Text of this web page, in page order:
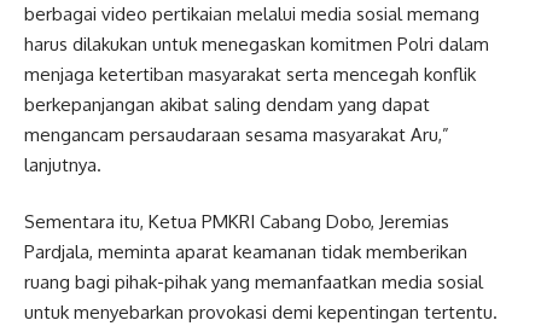
berbagai video pertikaian melalui media sosial memang
harus dilakukan untuk menegaskan komitmen Polri dalam
menjaga ketertiban masyarakat serta mencegah konflik
berkepanjangan akibat saling dendam yang dapat
mengancam persaudaraan sesama masyarakat Aru,”
lanjutnya.
Sementara itu, Ketua PMKRI Cabang Dobo, Jeremias
Pardjala, meminta aparat keamanan tidak memberikan
ruang bagi pihak-pihak yang memanfaatkan media sosial
untuk menyebarkan provokasi demi kepentingan tertentu.